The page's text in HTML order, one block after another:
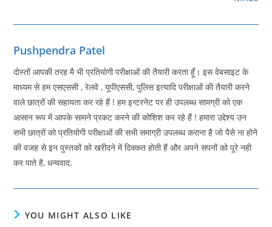
Pushpendra Patel
दोस्तों आपकी तरह मै भी प्रतियोगी परीक्षाओं की तैयारी करता हूँ। इस वेबसाइट के
माध्यम से हम एसएससी , रेलवे , यूपीएससी, पुलिस इत्यादि परीक्षाओं की तैयारी करने
वाले छात्रों की सहायता कर रहे हैं ! हम इन्टरनेट पर ही उपलब्ध सामग्री को एक
आसान रूप में आपके सामने प्रकट करने की कोशिश कर रहे हैं ! हमारा उद्देश्य उन
सभी छात्रों को प्रतियोगी परीक्षाओं की सभी समाग्री उपलब्ध कराना है जो पैसे ना होने
की वजह से इन पुस्तकों को खरीदने में दिक्कत होती हैं और अपने सपनों को पूरे नही
कर पाते है, धन्यवाद.
YOU MIGHT ALSO LIKE